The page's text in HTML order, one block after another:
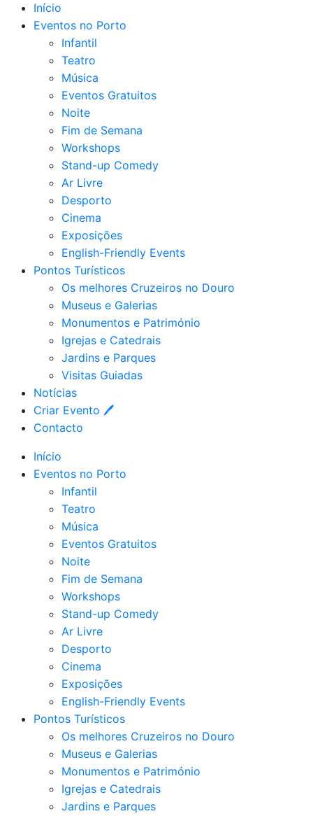
Início
Eventos no Porto
Infantil
Teatro
Música
Eventos Gratuitos
Noite
Fim de Semana
Workshops
Stand-up Comedy
Ar Livre
Desporto
Cinema
Exposições
English-Friendly Events
Pontos Turísticos
Os melhores Cruzeiros no Douro​
Museus e Galerias
Monumentos e Património
Igrejas e Catedrais
Jardins e Parques
Visitas Guiadas
Notícias
Criar Evento 🖊
Contacto
Início
Eventos no Porto
Infantil
Teatro
Música
Eventos Gratuitos
Noite
Fim de Semana
Workshops
Stand-up Comedy
Ar Livre
Desporto
Cinema
Exposições
English-Friendly Events
Pontos Turísticos
Os melhores Cruzeiros no Douro​
Museus e Galerias
Monumentos e Património
Igrejas e Catedrais
Jardins e Parques